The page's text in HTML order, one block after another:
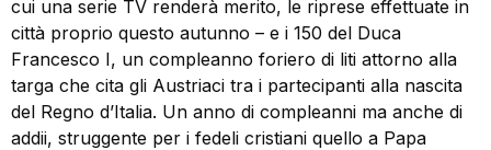
cui una serie TV renderà merito, le riprese effettuate in
città proprio questo autunno – e i 150 del Duca
Francesco I, un compleanno foriero di liti attorno alla
targa che cita gli Austriaci tra i partecipanti alla nascita
del Regno d’Italia. Un anno di compleanni ma anche di
addii, struggente per i fedeli cristiani quello a Papa